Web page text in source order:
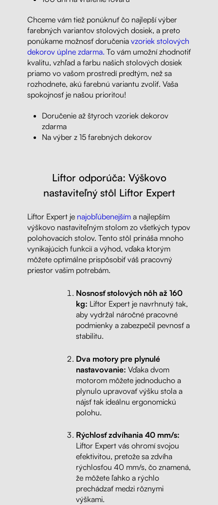
Chceme vám tiež ponúknuť čo najlepší výber
farebných variantov stolových dosiek, a preto
ponúkame možnosť doručenia vzoriek stolových
dekorov úplne zdarma. To vám umožní zhodnotiť
kvalitu, vzhľad a farbu našich stolových dosiek
priamo vo vašom prostredí predtým, než sa
rozhodnete, akú farebnú variantu zvoliť. Vaša
spokojnosť je našou prioritou!
Doručenie až štyroch vzoriek dekorov
zdarma
Na výber z 15 farebných dekorov
Liftor odporúča: Výškovo
nastaviteľný stôl Liftor Expert
Liftor Expert je najobľúbenejším a najlepším
výškovo nastaviteľným stolom zo všetkých typov
polohovacích stolov. Tento stôl prináša mnoho
vynikajúcich funkcií a výhod, vďaka ktorým
môžete optimálne prispôsobiť váš pracovný
priestor vašim potrebám.
Nosnosť stolových nôh až 160
kg: Liftor Expert je navrhnutý tak,
aby vydržal náročné pracovné
podmienky a zabezpečil pevnosť a
stabilitu.
Dva motory pre plynulé
nastavovanie: Vďaka dvom
motorom môžete jednoducho a
plynulo upravovať výšku stola a
nájsť tak ideálnu ergonomickú
polohu.
Rýchlosť zdvíhania 40 mm/s:
Liftor Expert vás ohromí svojou
efektivitou, pretože sa zdvíha
rýchlosťou 40 mm/s, čo znamená,
že môžete ľahko a rýchlo
prechádzať medzi rôznymi
výškami.